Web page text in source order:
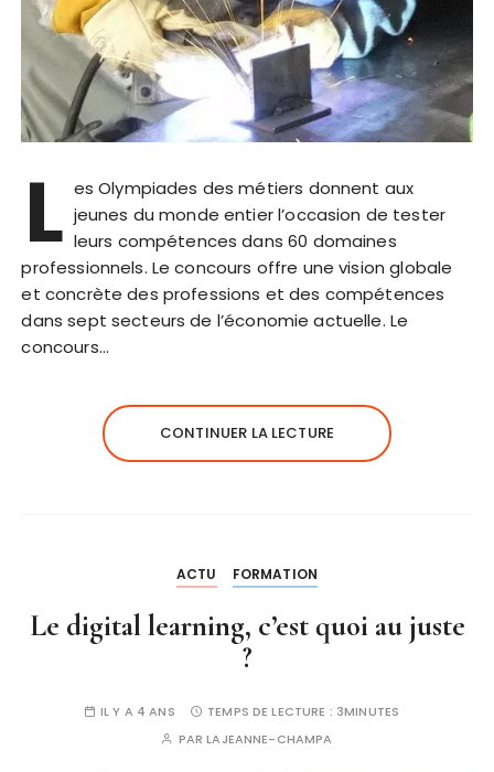
L es Olympiades des métiers donnent aux
jeunes du monde entier l’occasion de tester
leurs compétences dans 60 domaines
professionnels. Le concours offre une vision globale
et concrète des professions et des compétences
dans sept secteurs de l’économie actuelle. Le
concours…
CONTINUER LA LECTURE
ACTU FORMATION
Le digital learning, c’est quoi au juste
?
IL Y A 4 ANS TEMPS DE LECTURE : 3MINUTES
PARLAJEANNE-CHAMPA